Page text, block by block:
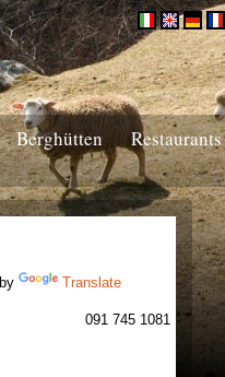
Berghütten
Restaurants
Translate
091 745 1081